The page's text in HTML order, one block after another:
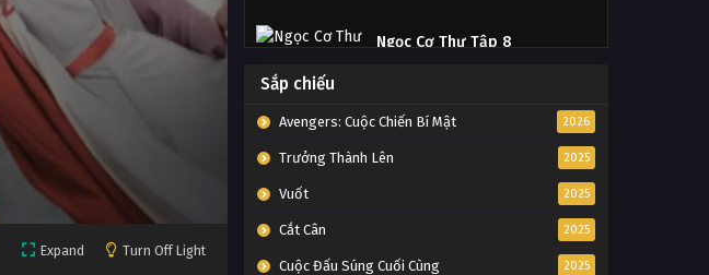
Expand Turn Off Light
Ngọc Cơ Thư Tập 8
Ngọc Cơ Thư Tập 7
Tập 7
Sắp chiếu
Avengers: Cuộc Chiến Bí Mật 2026
Trưởng Thành Lên 2025
Vuốt 2025
Cắt Cân 2025
Cuộc Đấu Súng Cuối Cùng 2025